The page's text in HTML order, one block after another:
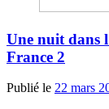
Une nuit dans
France 2
Publié le 22 mars